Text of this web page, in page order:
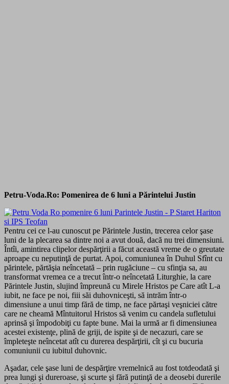
Petru-Voda.Ro: Pomenirea de 6 luni a Părintelui Justin
Pentru cei ce l-au cunoscut pe Părintele Justin, trecerea celor şase
luni de la plecarea sa dintre noi a avut două, dacă nu trei dimensiuni.
Întîi, amintirea clipelor despărţirii a făcut această vreme de o greutate
aproape cu neputinţă de purtat. Apoi, comuniunea în Duhul Sfînt cu
părintele, părtăşia neîncetată – prin rugăciune – cu sfinţia sa, au
transformat vremea ce a trecut într-o neîncetată Liturghie, la care
Părintele Justin, slujind împreună cu Mirele Hristos pe Care atît L-a
iubit, ne face pe noi, fiii săi duhovniceşti, să intrăm într-o
dimensiune a unui timp fără de timp, ne face părtaşi veşniciei către
care ne cheamă Mîntuitorul Hristos să venim cu candela sufletului
aprinsă şi împodobiţi cu fapte bune. Mai la urmă ar fi dimensiunea
acestei existenţe, plină de griji, de ispite şi de necazuri, care se
împleteşte neîncetat atît cu durerea despărţirii, cît şi cu bucuria
comuniunii cu iubitul duhovnic.
Aşadar, cele şase luni de despărţire vremelnică au fost totdeodată şi
prea lungi şi dureroase, şi scurte şi fără putinţă de a deosebi durerile